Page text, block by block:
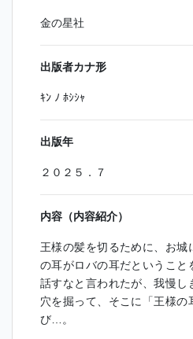
金の星社
出版者カナ形
ｷﾝ ﾉ ﾎｼｼｬ
出版年
２０２５．７
内容（内容紹介）
王様の髪を切るために、お城
の耳がロバの耳だということ
話すなと言われたが、我慢し
穴を掘って、そこに「王様の
び…。